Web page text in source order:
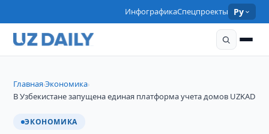
ИнфографикаСпецпроекты Ру
Главная›Экономика›
В Узбекистане запущена единая платформа учета домов UZKAD
ЭКОНОМИКА